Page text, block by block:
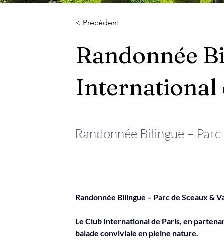
< Précédent
Randonnée
International
Randonnée Bilingue –
Randonnée Bilingue – Parc de Sceaux &
Le Club International de Paris, en
balade conviviale en pleine nature.